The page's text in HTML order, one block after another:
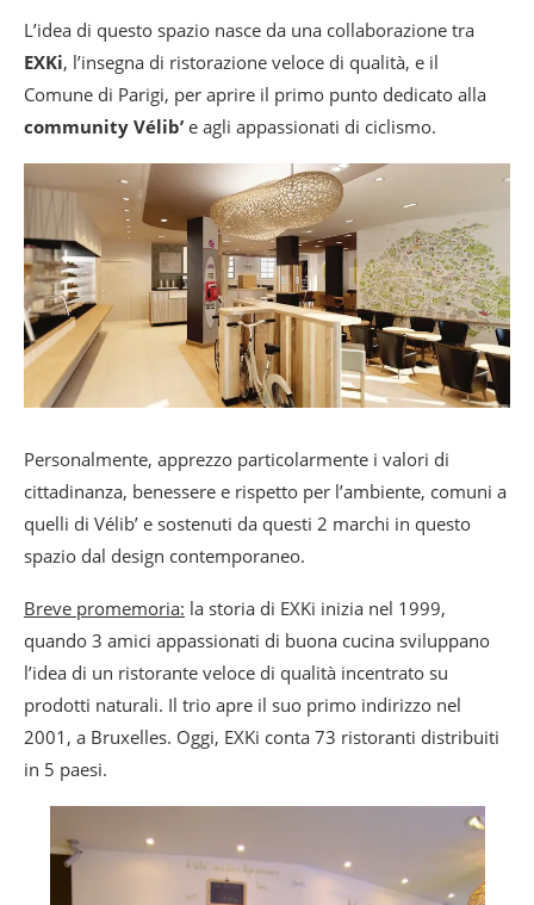
L’idea di questo spazio nasce da una collaborazione tra
EXKi, l’insegna di ristorazione veloce di qualità, e il
Comune di Parigi, per aprire il primo punto dedicato alla
community Vélib’ e agli appassionati di ciclismo.
Personalmente, apprezzo particolarmente i valori di
cittadinanza, benessere e rispetto per l’ambiente, comuni a
quelli di Vélib’ e sostenuti da questi 2 marchi in questo
spazio dal design contemporaneo.
Breve promemoria: la storia di EXKi inizia nel 1999,
quando 3 amici appassionati di buona cucina sviluppano
l’idea di un ristorante veloce di qualità incentrato su
prodotti naturali. Il trio apre il suo primo indirizzo nel
2001, a Bruxelles. Oggi, EXKi conta 73 ristoranti distribuiti
in 5 paesi.